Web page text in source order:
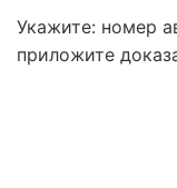
Укажите: номер
приложите